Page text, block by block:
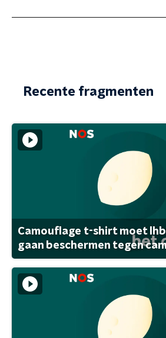
Recente fragmenten
Camouflage t-shirt moet
gaan beschermen tegen